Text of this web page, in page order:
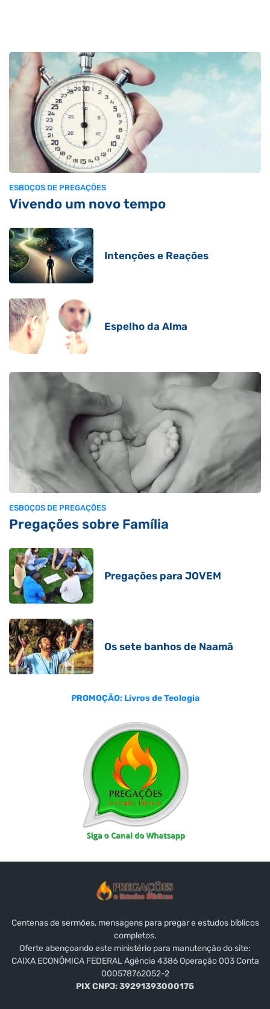
ESBOÇOS DE PREGAÇÕES
Vivendo um novo tempo
Intenções e Reações
Espelho da Alma
ESBOÇOS DE PREGAÇÕES
Pregações sobre Família
Pregações para JOVEM
Os sete banhos de Naamã
PROMOÇÃO: Livros de Teologia
Centenas de sermões, mensagens para pregar e estudos bíblicos
completos.
Oferte abençoando este ministério para manutenção do site:
CAIXA ECONÔMICA FEDERAL Agência 4386 Operação 003 Conta
000578762052-2
PIX CNPJ: 39291393000175